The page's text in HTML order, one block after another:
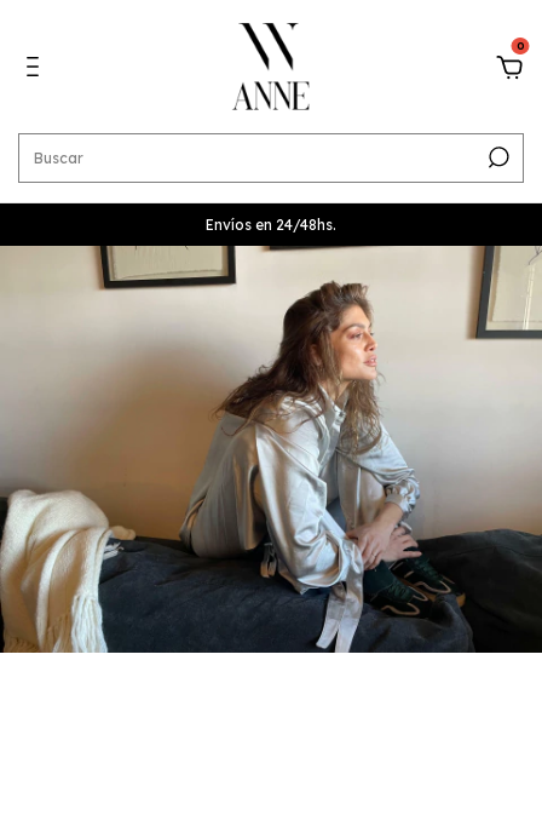
0
Envíos en 24/48hs.